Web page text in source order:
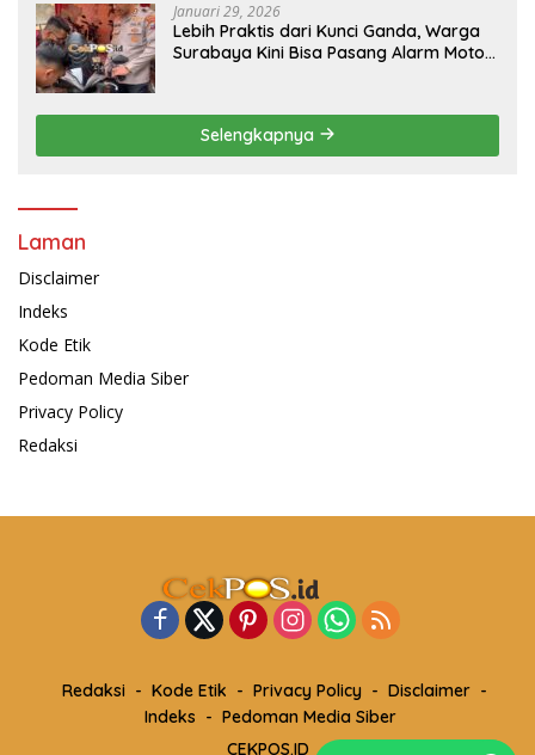
Januari 29, 2026
Lebih Praktis dari Kunci Ganda, Warga
Surabaya Kini Bisa Pasang Alarm Motor
Selengkapnya
Laman
Disclaimer
Indeks
Kode Etik
Pedoman Media Siber
Privacy Policy
Redaksi
Redaksi Kode Etik Privacy Policy
Disclaimer
Indeks
Pedoman Media Siber
CEKPOS.ID